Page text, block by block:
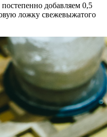
добавляем 0,5
ложку свежевыжатого